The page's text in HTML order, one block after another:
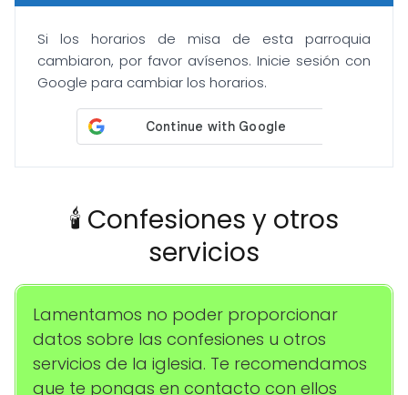
Si los horarios de misa de esta parroquia
cambiaron, por favor avísenos. Inicie sesión con
Google para cambiar los horarios.
🕯️ Confesiones y otros
servicios
Lamentamos no poder proporcionar
datos sobre las confesiones u otros
servicios de la iglesia. Te recomendamos
que te pongas en contacto con ellos